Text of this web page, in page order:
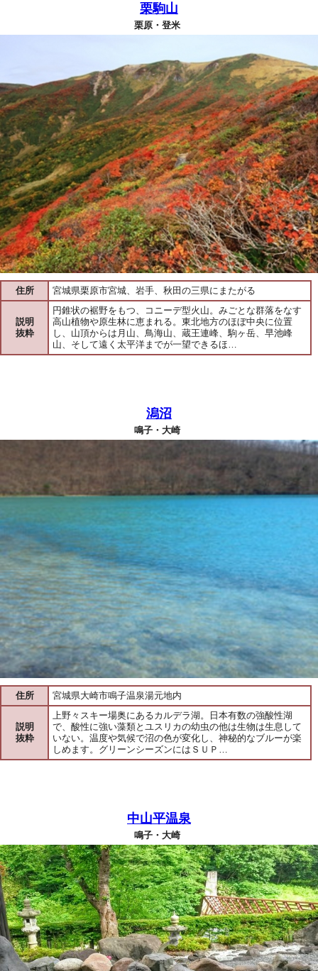
栗駒山
栗原・登米
住所 宮城県栗原市宮城、岩手、秋田の三県にまたがる
説明
抜粋
円錐状の裾野をもつ、コニーデ型火山。みごとな群落をなす
高山植物や原生林に恵まれる。東北地方のほぼ中央に位置
し、山頂からは月山、鳥海山、蔵王連峰、駒ヶ岳、早池峰
山、そして遠く太平洋までが一望できるほ…
潟沼
鳴子・大崎
住所 宮城県大崎市鳴子温泉湯元地内
説明
抜粋
上野々スキー場奥にあるカルデラ湖。日本有数の強酸性湖
で、酸性に強い藻類とユスリカの幼虫の他は生物は生息して
いない。温度や気候で沼の色が変化し、神秘的なブルーが楽
しめます。グリーンシーズンにはＳＵＰ…
中山平温泉
鳴子・大崎